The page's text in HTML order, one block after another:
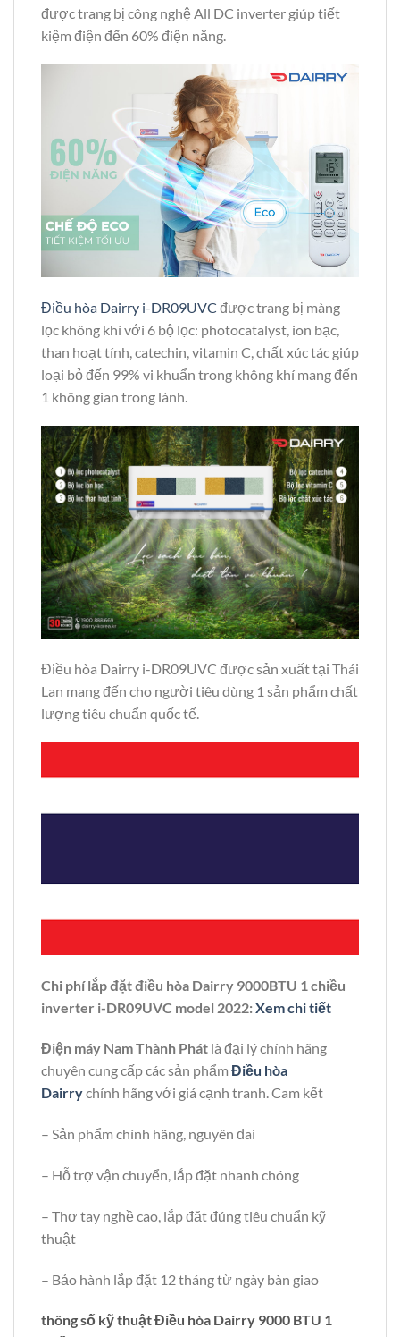
được trang bị công nghệ All DC inverter giúp tiết
kiệm điện đến 60% điện năng.
Điều hòa Dairry i-DR09UVC được trang bị màng
lọc không khí với 6 bộ lọc: photocatalyst, ion bạc,
than hoạt tính, catechin, vitamin C, chất xúc tác giúp
loại bỏ đến 99% vi khuẩn trong không khí mang đến
1 không gian trong lành.
Điều hòa Dairry i-DR09UVC được sản xuất tại Thái
Lan mang đến cho người tiêu dùng 1 sản phẩm chất
lượng tiêu chuẩn quốc tế.
Chi phí lắp đặt điều hòa Dairry 9000BTU 1 chiều
inverter i-DR09UVC model 2022:Xem chi tiết
Điện máy Nam Thành Phát là đại lý chính hãng
chuyên cung cấp các sản phẩm Điều hòa
Dairrychính hãng với giá cạnh tranh. Cam kết
– Sản phẩm chính hãng, nguyên đai
– Hỗ trợ vận chuyển, lắp đặt nhanh chóng
– Thợ tay nghề cao, lắp đặt đúng tiêu chuẩn kỹ
thuật
– Bảo hành lắp đặt 12 tháng từ ngày bàn giao
thông số kỹ thuật Điều hòa Dairry 9000 BTU 1